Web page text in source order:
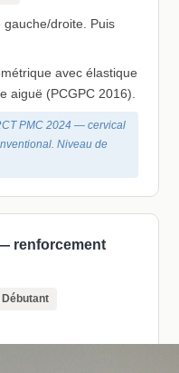
gauche/droite. Puis
avec élastique
aiguë (PCGPC 2016).
PMC 2024 — cervical
Niveau de
renforcement
Débutant